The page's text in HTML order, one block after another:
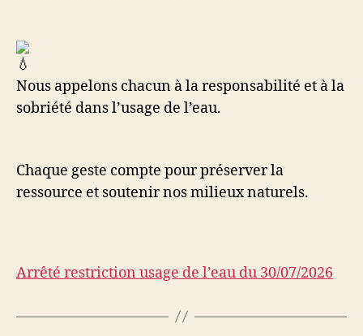
Nous appelons chacun à la responsabilité et à la
sobriété dans l’usage de l’eau.
Chaque geste compte pour préserver la
ressource et soutenir nos milieux naturels.
Arrêté restriction usage de l’eau du 30/07/2026